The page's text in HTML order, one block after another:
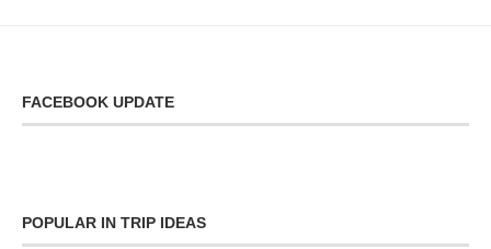
FACEBOOK UPDATE
POPULAR IN TRIP IDEAS